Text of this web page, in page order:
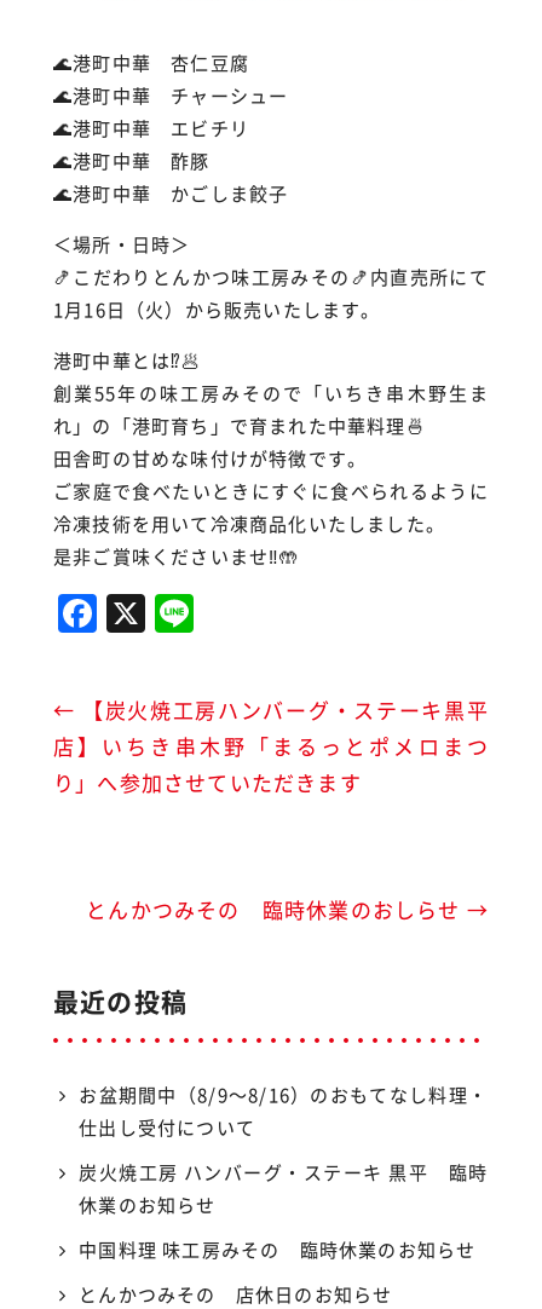
🌊港町中華 杏仁豆腐
🌊港町中華 チャーシュー
🌊港町中華 エビチリ
🌊港町中華 酢豚
🌊港町中華 かごしま餃子
＜場所・日時＞
🍤こだわりとんかつ味工房みその🍤内直売所にて
1月16日（火）から販売いたします。
港町中華とは⁉️🥟
創業55年の味工房みそので「いちき串木野生ま
れ」の「港町育ち」で育まれた中華料理🍜
田舎町の甘めな味付けが特徴です。
ご家庭で食べたいときにすぐに食べられるように
冷凍技術を用いて冷凍商品化いたしました。
是非ご賞味くださいませ‼️🤲
F
a
c
e
b
o
X
e
← 【炭火焼工房ハンバーグ・ステーキ黒平
店】いちき串木野「まるっとポメロまつ
り」へ参加させていただきます
とんかつみその 臨時休業のおしらせ →
最近の投稿
お盆期間中（8/9〜8/16）のおもてなし料理・
仕出し受付について
炭火焼工房 ハンバーグ・ステーキ 黒平 臨時
休業のお知らせ
中国料理 味工房みその 臨時休業のお知らせ
とんかつみその 店休日のお知らせ